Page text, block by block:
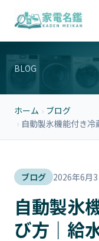
BLOG
ホーム › ブログ
› 自動製氷機能付き
ブログ 2026年6月3
自動製氷
び方｜給